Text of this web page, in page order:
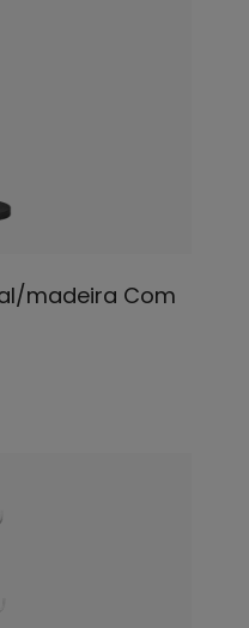
madeira Com